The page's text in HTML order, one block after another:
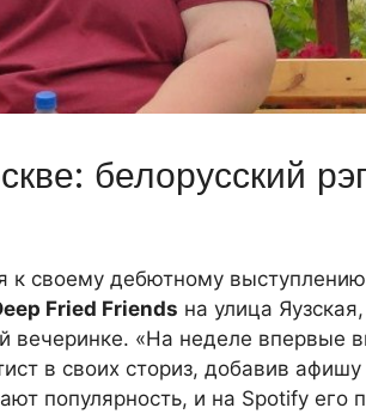
белорусский
к своему дебютному
Fried Friends на улица
вечеринке. «На неделе впервые
в своих сториз, добавив
популярность, и на Spotify его